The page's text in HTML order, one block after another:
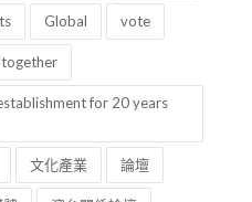
說好澳門故事 投票流程
Global
for 20 years